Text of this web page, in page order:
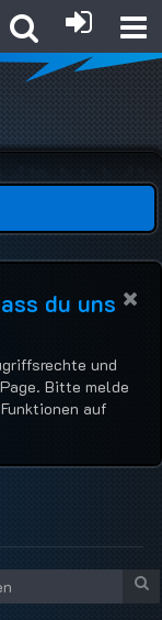
du uns
und
Bitte melde
auf